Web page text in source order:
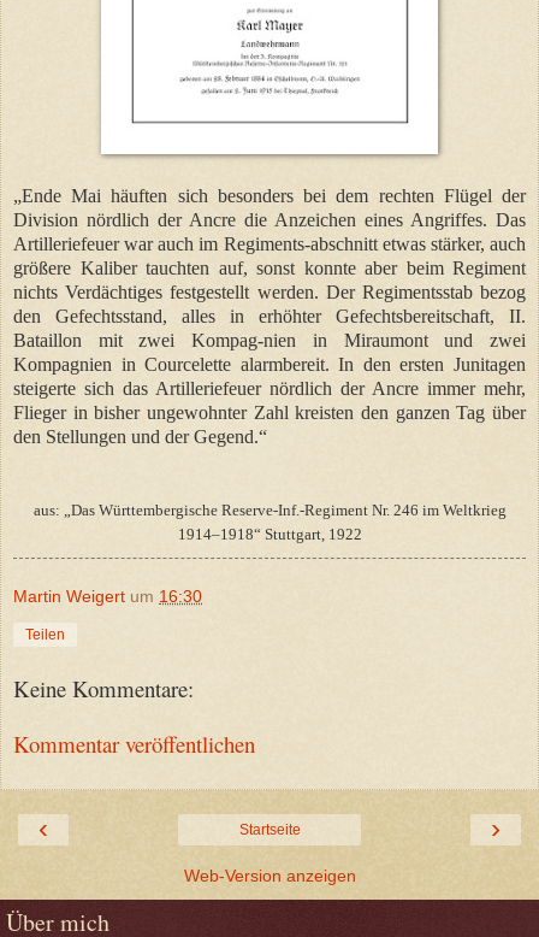
„Ende Mai häuften sich besonders bei dem rechten Flügel der
Division nördlich der Ancre die Anzeichen eines Angriffes. Das
Artilleriefeuer war auch im Regiments-abschnitt etwas stärker, auch
größere Kaliber tauchten auf, sonst konnte aber beim Regiment
nichts Verdächtiges festgestellt werden. Der Regimentsstab bezog
den Gefechtsstand, alles in erhöhter Gefechtsbereitschaft, II.
Bataillon mit zwei Kompag-nien in Miraumont und zwei
Kompagnien in Courcelette alarmbereit. In den ersten Junitagen
steigerte sich das Artilleriefeuer nördlich der Ancre immer mehr,
Flieger in bisher ungewohnter Zahl kreisten den ganzen Tag über
den Stellungen und der Gegend.“
aus: „Das Württembergische Reserve-Inf.-Regiment Nr. 246 im Weltkrieg
1914–1918“ Stuttgart, 1922
Martin Weigert um 16:30
Teilen
Keine Kommentare:
Kommentar veröffentlichen
‹ ›
Startseite
Web-Version anzeigen
Über mich